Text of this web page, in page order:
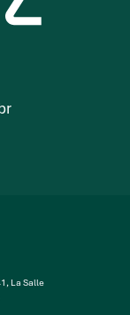
La Salle